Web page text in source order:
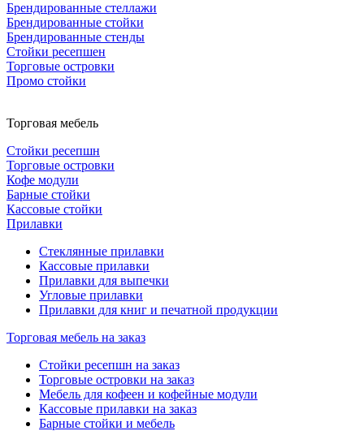
Брендированные стеллажи
Брендированные стойки
Брендированные стенды
Стойки ресепшен
Торговые островки
Промо стойки
Торговая мебель
Стойки ресепшн
Торговые островки
Кофе модули
Барные стойки
Кассовые стойки
Прилавки
Стеклянные прилавки
Кассовые прилавки
Прилавки для выпечки
Угловые прилавки
Прилавки для книг и печатной продукции
Торговая мебель на заказ
Стойки ресепшн на заказ
Торговые островки на заказ
Мебель для кофеен и кофейные модули
Кассовые прилавки на заказ
Барные стойки и мебель